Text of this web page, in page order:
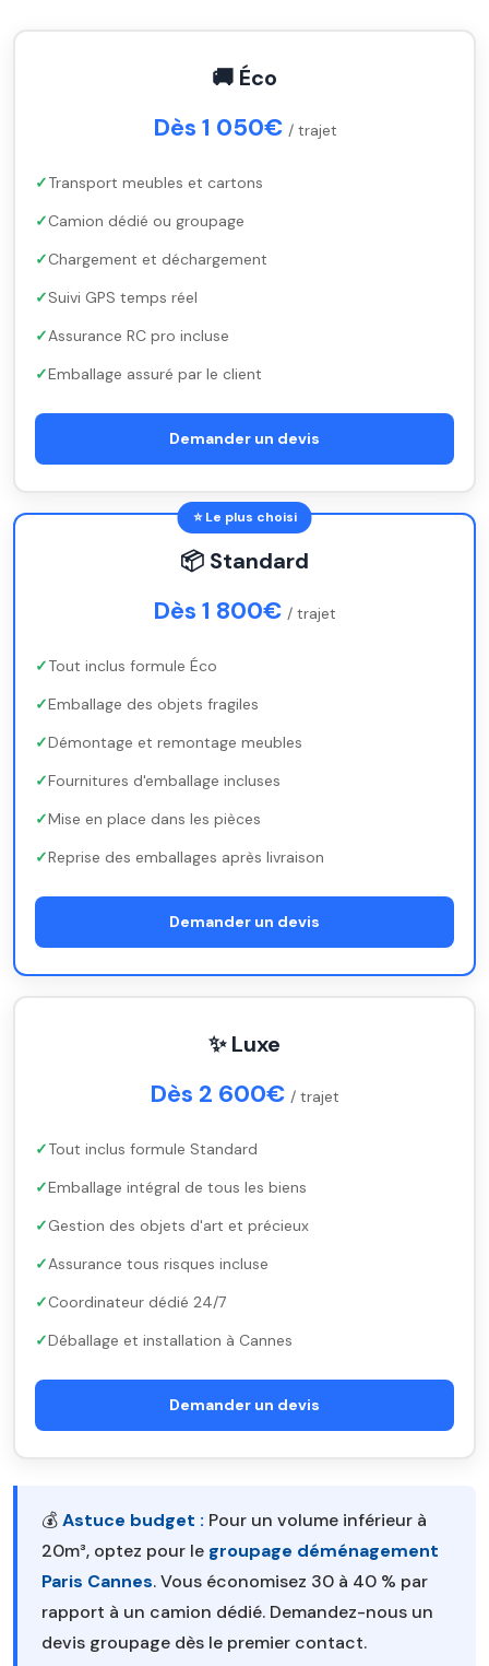
🚚 Éco
Dès 1 050€ / trajet
Transport meubles et cartons
Camion dédié ou groupage
Chargement et déchargement
Suivi GPS temps réel
Assurance RC pro incluse
Emballage assuré par le client
Demander un devis
⭐ Le plus choisi
📦 Standard
Dès 1 800€ / trajet
Tout inclus formule Éco
Emballage des objets fragiles
Démontage et remontage meubles
Fournitures d'emballage incluses
Mise en place dans les pièces
Reprise des emballages après livraison
Demander un devis
✨ Luxe
Dès 2 600€ / trajet
Tout inclus formule Standard
Emballage intégral de tous les biens
Gestion des objets d'art et précieux
Assurance tous risques incluse
Coordinateur dédié 24/7
Déballage et installation à Cannes
Demander un devis
💰Astuce budget : Pour un volume inférieur à
20m³, optez pour le groupage déménagement
Paris Cannes. Vous économisez 30 à 40 % par
rapport à un camion dédié. Demandez-nous un
devis groupage dès le premier contact.